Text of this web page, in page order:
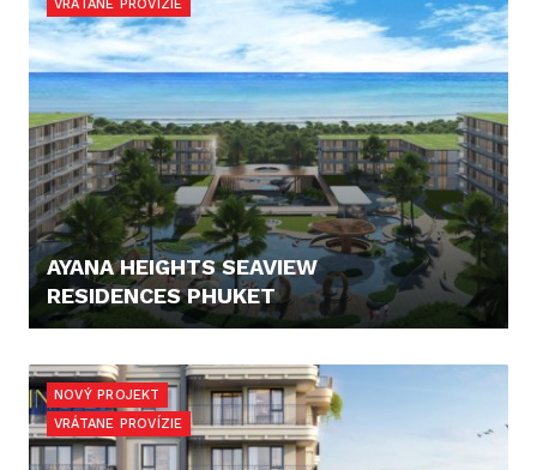
VRÁTANE PROVÍZIE
AYANA HEIGHTS SEAVIEW
RESIDENCES PHUKET
NOVÝ PROJEKT
VRÁTANE PROVÍZIE